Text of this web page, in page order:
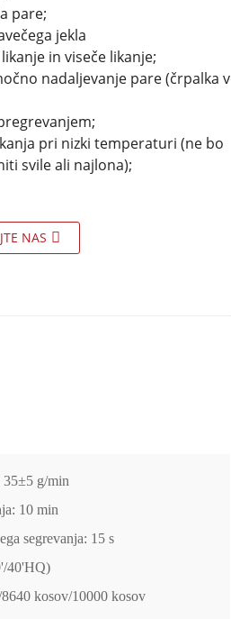
pare;
jekla
in viseče likanje;
nadaljevanje pare (črpalka v
pri nizki temperaturi (ne bo
svile ali najlona);
NAS
35±5 g/min
10 min
segrevanja: 15 s
40'HQ)
kosov/10000 kosov